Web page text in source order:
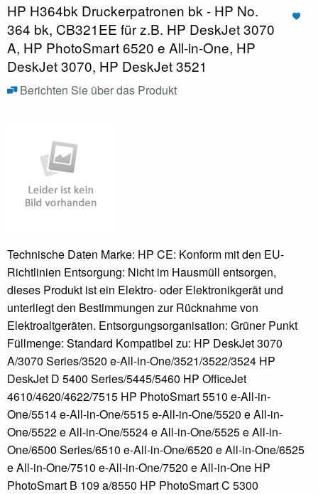
HP H364bk Druckerpatronen bk - HP No.
364 bk, CB321EE für z.B. HP DeskJet 3070
A, HP PhotoSmart 6520 e All-in-One, HP
DeskJet 3070, HP DeskJet 3521
Berichten Sie über das Produkt
Technische Daten Marke: HP CE: Konform mit den EU-
Richtlinien Entsorgung: Nicht im Hausmüll entsorgen,
dieses Produkt ist ein Elektro- oder Elektronikgerät und
unterliegt den Bestimmungen zur Rücknahme von
Elektroaltgeräten. Entsorgungsorganisation: Grüner Punkt
Füllmenge: Standard Kompatibel zu: HP DeskJet 3070
A/3070 Series/3520 e-All-in-One/3521/3522/3524 HP
DeskJet D 5400 Series/5445/5460 HP OfficeJet
4610/4620/4622/7515 HP PhotoSmart 5510 e-All-in-
One/5514 e-All-in-One/5515 e-All-in-One/5520 e All-in-
One/5522 e All-in-One/5524 e All-in-One/5525 e All-in-
One/6500 Series/6510 e-All-in-One/6520 e All-in-One/6525
e All-in-One/7510 e-All-in-One/7520 e All-in-One HP
PhotoSmart B 109 a/8550 HP PhotoSmart C 5300